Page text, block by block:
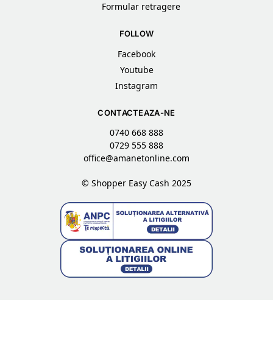
Formular retragere
FOLLOW
Facebook
Youtube
Instagram
CONTACTEAZA-NE
0740 668 888
0729 555 888
office@amanetonline.com
© Shopper Easy Cash 2025